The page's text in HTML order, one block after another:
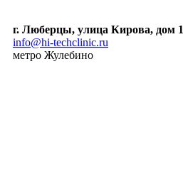
г. Люберцы, улица Кирова, дом 1
info@hi-techclinic.ru
метро Жулебино